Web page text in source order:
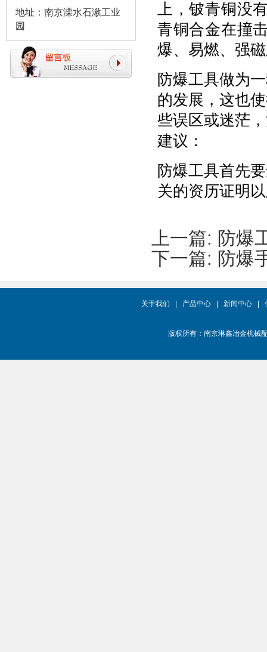
地址：南京溧水石湫工业
园
上，铍青铜没
青铜合金在撞
爆、易燃、强
防爆工具做为
的发展，这也
些误区或迷茫，
建议：
防爆工具首先
关的资历证明
上一篇: 防爆
下一篇: 防爆
关于我们 产品中心| 新闻中心|
版权所有：南京琳鑫冶金机